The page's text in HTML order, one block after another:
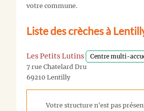
votre commune.
Liste des crèches à
Les Petits Lutins Centre multi-
7 rue Chatelard Dru
69210 Lentilly
Votre structure n'est pas